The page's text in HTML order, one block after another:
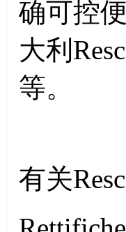
确可控
大利
等。
有关